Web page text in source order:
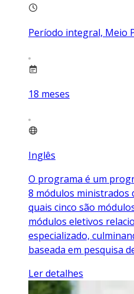
Período integral, Meio
18 meses
Inglês
O programa é um
8 módulos ministrados
quais cinco são
módulos eletivos
especializado,
baseada em pesquisa
Ler detalhes